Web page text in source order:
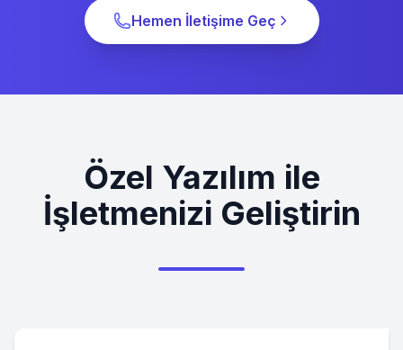
Hemen İletişime Geç
Özel Yazılım ile
İşletmenizi Geliştirin